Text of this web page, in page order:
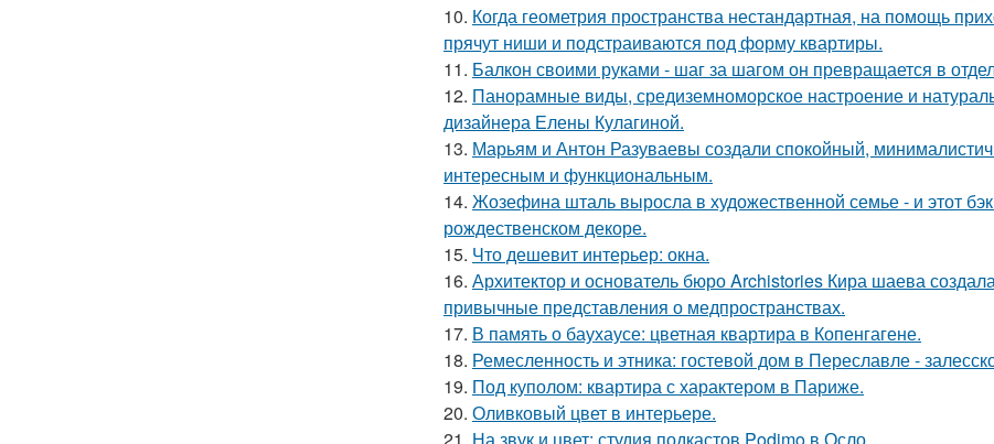
10. Когда геометрия пространства нестандартная, на помощь
прячут ниши и подстраиваются под форму квартиры.
11. Балкон своими руками - шаг за шагом он превращается в
12. Панорамные виды, средиземноморское настроение и
дизайнера Елены Кулагиной.
13. Марьям и Антон Разуваевы создали спокойный,
интересным и функциональным.
14. Жозефина шталь выросла в художественной семье - и этот
рождественском декоре.
15. Что дешевит интерьер: окна.
16. Архитектор и основатель бюро Archistories Кира шаева
привычные представления о медпространствах.
17. В память о баухаусе: цветная квартира в Копенгагене.
18. Ремесленность и этника: гостевой дом в Переславле -
19. Под куполом: квартира с характером в Париже.
20. Оливковый цвет в интерьере.